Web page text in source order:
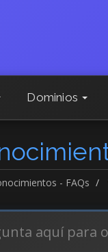
Dominios
- FAQs